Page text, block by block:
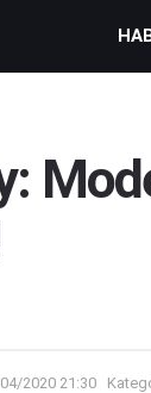
2020 21:30